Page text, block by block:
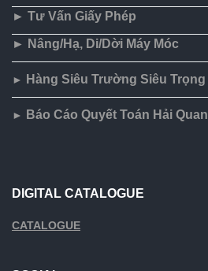
► Tư Vấn Giấy Phép
► Nâng/Hạ, Di/Dời Máy Móc
► Hàng Siêu Trường Siêu Trọng
► Báo Cáo Quyết Toán Hải Quan
DIGITAL CATALOGUE
CATALOGUE